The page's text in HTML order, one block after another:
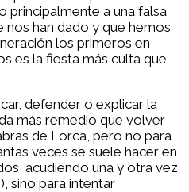
principalmente a una falsa
han dado y que hemos
los primeros en
es la fiesta más culta que
defender o explicar la
más remedio que volver
de Lorca, pero no para
veces se suele hacer en
acudiendo una y otra vez
sino para intentar